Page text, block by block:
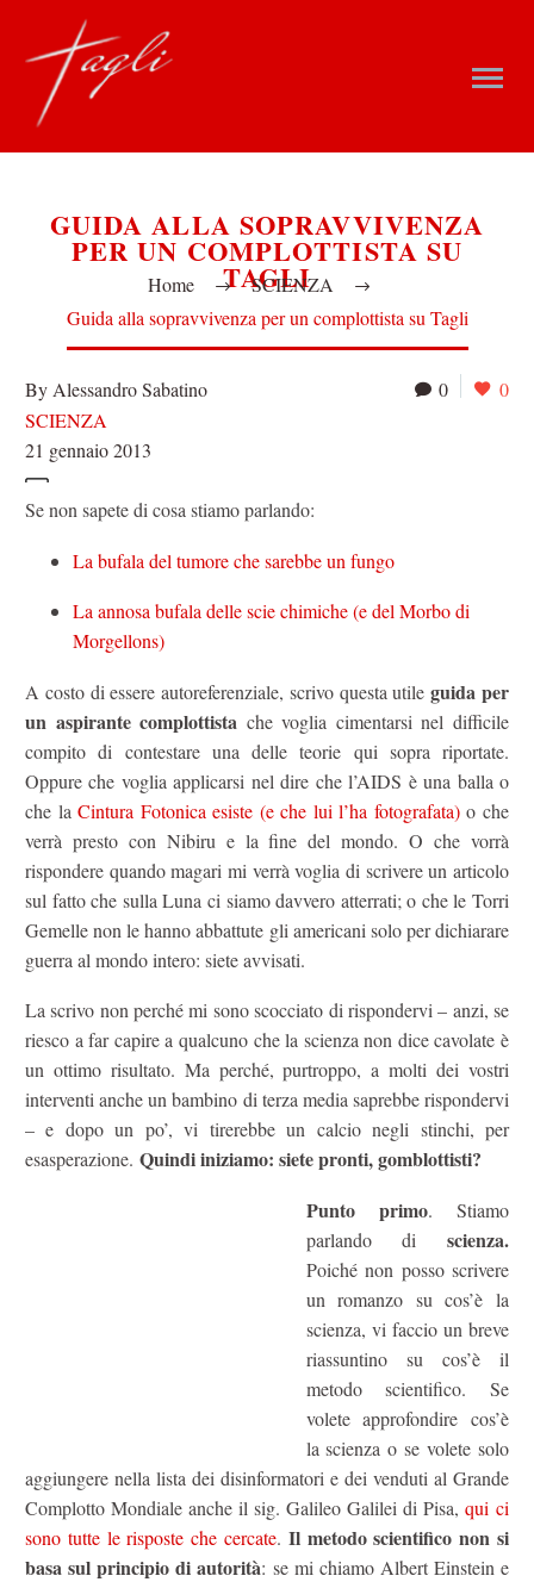
GUIDA ALLA SOPRAVVIVENZA
PER UN COMPLOTTISTA SU
TAGLI
Home
SCIENZA
Guida alla sopravvivenza per un complottista su Tagli
0 0
By Alessandro Sabatino
SCIENZA
21 gennaio 2013
Se non sapete di cosa stiamo parlando:
La bufala del tumore che sarebbe un fungo
La annosa bufala delle scie chimiche (e del Morbo di
Morgellons)
A costo di essere autoreferenziale, scrivo questa utileguida per
un aspirante complottista che voglia cimentarsi nel difficile
compito di contestare una delle teorie qui sopra riportate.
Oppure che voglia applicarsi nel dire che l’AIDS è una balla o
che laCintura Fotonica esiste (e che lui l’ha fotografata)o che
verrà presto con Nibiru e la fine del mondo. O che vorrà
rispondere quando magari mi verrà voglia di scrivere un articolo
sul fatto che sulla Luna ci siamo davvero atterrati; o che le Torri
Gemelle non le hanno abbattute gli americani solo per dichiarare
guerra al mondo intero: siete avvisati.
La scrivo non perché mi sono scocciato di rispondervi – anzi, se
riesco a far capire a qualcuno che la scienza non dice cavolate è
un ottimo risultato. Ma perché, purtroppo, a molti dei vostri
interventi anche un bambino di terza media saprebbe rispondervi
– e dopo un po’, vi tirerebbe un calcio negli stinchi, per
esasperazione. Quindi iniziamo: siete pronti, gomblottisti?
Punto primo. Stiamo
parlando di scienza.
Poiché non posso scrivere
un romanzo su cos’è la
scienza, vi faccio un breve
riassuntino su cos’è il
metodo scientifico. Se
volete approfondire cos’è
la scienza o se volete solo
aggiungere nella lista dei disinformatori e dei venduti al Grande
Complotto Mondiale anche il sig. Galileo Galilei di Pisa, qui ci
sono tutte le risposte che cercate. Il metodo scientifico non si
basa sul principio di autorità: se mi chiamo Albert Einstein e